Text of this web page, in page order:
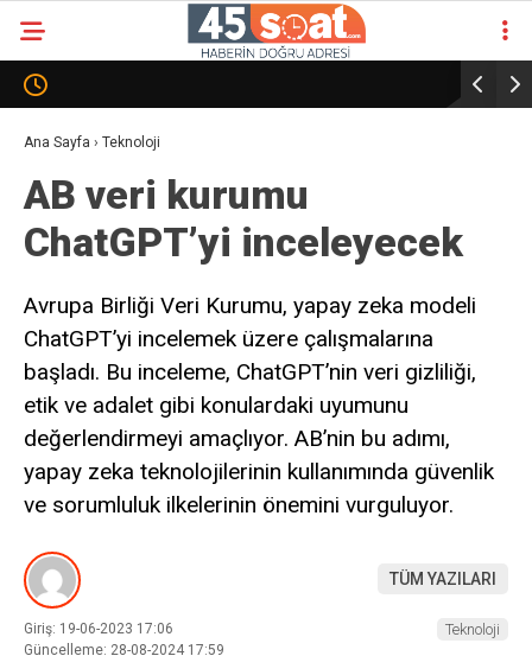
Ana Sayfa › Teknoloji
AB veri kurumu
ChatGPT’yi inceleyecek
Avrupa Birliği Veri Kurumu, yapay zeka modeli
ChatGPT’yi incelemek üzere çalışmalarına
başladı. Bu inceleme, ChatGPT’nin veri gizliliği,
etik ve adalet gibi konulardaki uyumunu
değerlendirmeyi amaçlıyor. AB’nin bu adımı,
yapay zeka teknolojilerinin kullanımında güvenlik
ve sorumluluk ilkelerinin önemini vurguluyor.
TÜM YAZILARI
Giriş: 19-06-2023 17:06
Güncelleme: 28-08-2024 17:59
Teknoloji